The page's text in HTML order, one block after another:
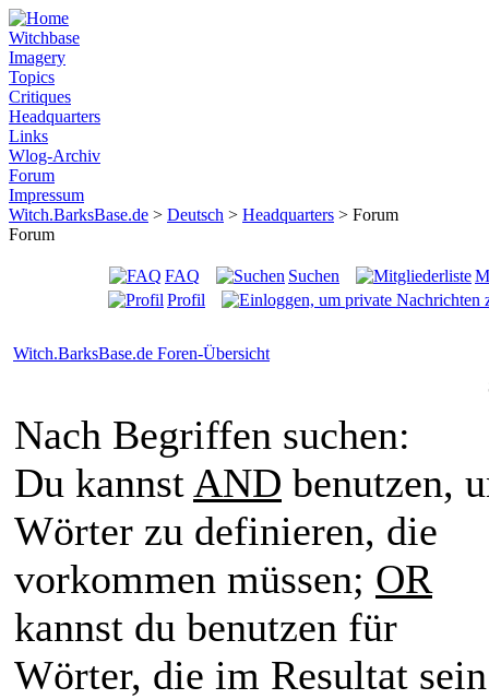
Witchbase
Imagery
Topics
Critiques
Headquarters
Links
Wlog-Archiv
Forum
Impressum
Witch.BarksBase.de > Deutsch > Headquarters > Forum
Forum
FAQ Suchen
Profil
Witch.BarksBase.de Foren-Übersicht
Nach Begriffen suchen:
Du kannst AND benutzen,
Wörter zu definieren, die
vorkommen müssen; OR
kannst du benutzen für
Wörter, die im Resultat sein